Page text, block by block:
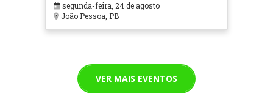
segunda-feira, 24 de agosto
João Pessoa, PB
VER MAIS EVENTOS